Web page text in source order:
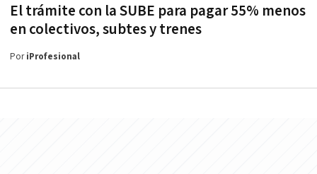
El trámite con la SUBE para pagar 55% menos
en colectivos, subtes y trenes
PoriProfesional